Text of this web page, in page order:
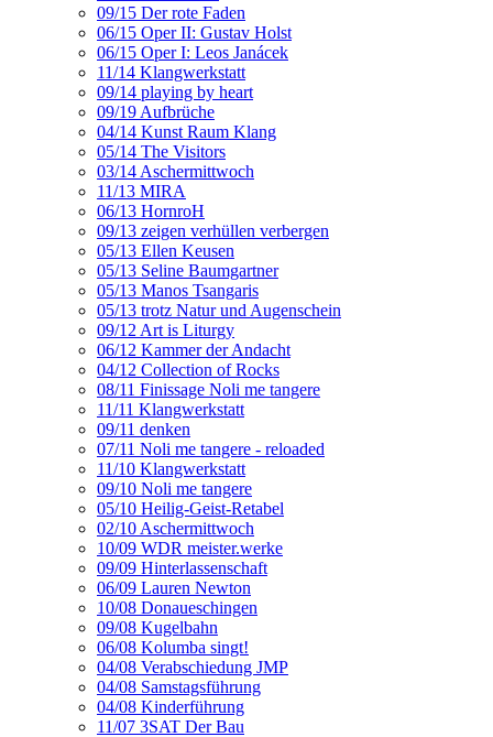
09/15 Der rote Faden
06/15 Oper II: Gustav Holst
06/15 Oper I: Leos Janácek
11/14 Klangwerkstatt
09/14 playing by heart
09/19 Aufbrüche
04/14 Kunst Raum Klang
05/14 The Visitors
03/14 Aschermittwoch
11/13 MIRA
06/13 HornroH
09/13 zeigen verhüllen verbergen
05/13 Ellen Keusen
05/13 Seline Baumgartner
05/13 Manos Tsangaris
05/13 trotz Natur und Augenschein
09/12 Art is Liturgy
06/12 Kammer der Andacht
04/12 Collection of Rocks
08/11 Finissage Noli me tangere
11/11 Klangwerkstatt
09/11 denken
07/11 Noli me tangere - reloaded
11/10 Klangwerkstatt
09/10 Noli me tangere
05/10 Heilig-Geist-Retabel
02/10 Aschermittwoch
10/09 WDR meister.werke
09/09 Hinterlassenschaft
06/09 Lauren Newton
10/08 Donaueschingen
09/08 Kugelbahn
06/08 Kolumba singt!
04/08 Verabschiedung JMP
04/08 Samstagsführung
04/08 Kinderführung
11/07 3SAT Der Bau